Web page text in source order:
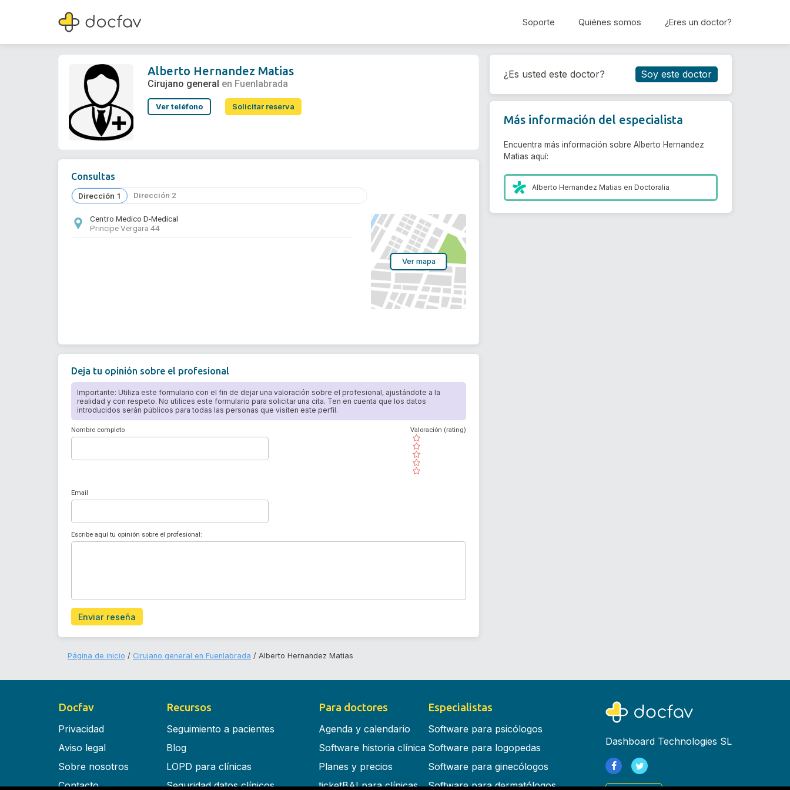
Soporte Quiénes somos ¿Eres un doctor?
Alberto Hernandez Matias
Cirujano general
Reservar cita
Alberto Hernandez Matias
Cirujano general en Fuenlabrada
Ver teléfono Solicitar reserva
Consultas
Dirección 1 Dirección 2
Centro Medico D-Medical
Principe Vergara 44
Ver mapa
Deja tu opinión sobre el profesional
Importante: Utiliza este formulario con el fin de dejar una valoración sobre el profesional, ajustándote a la
realidad y con respeto. No utilices este formulario para solicitar una cita. Ten en cuenta que los datos
introducidos serán públicos para todas las personas que visiten este perfil.
Nombre completo
( )
( )
( )
( )
( )
Valoración (rating)
Email
Escribe aquí tu opinión sobre el profesional:
Enviar reseña
¿Es usted este doctor? Soy este doctor
Más información del especialista
Encuentra más información sobre Alberto Hernandez
Matias aquí:
Alberto Hernandez Matias enDoctoralia
Página de inicio Cirujano general en Fuenlabrada Alberto Hernandez Matias
Docfav
Privacidad
Aviso legal
Sobre nosotros
Contacto
Recursos
Seguimiento a pacientes
Blog
LOPD para clínicas
Seguridad datos clínicos
Para doctores
Agenda y calendario
Software historia clínica
Planes y precios
ticketBAI para clínicas
Especialistas
Software para psicólogos
Software para logopedas
Software para ginecólogos
Software para dermatólogos
Dashboard Technologies SL